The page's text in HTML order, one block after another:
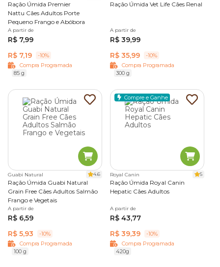
Ração Úmida Premier
Nattu Cães Adultos Porte
Pequeno Frango e Abóbora
A partir de
R$ 7,99
R$ 7,19
-10%
Compra Programada
85 g
Ração Úmida Vet Life Cães Renal
A partir de
R$ 39,99
R$ 35,99
-10%
Compra Programada
300 g
Guabi Natural 4.6
Ração Úmida Guabi Natural
Grain Free Cães Adultos Salmão
Frango e Vegetais
A partir de
R$ 6,59
R$ 5,93
-10%
Compra Programada
100 g
Compre e Ganhe
Royal Canin 5
Ração Úmida Royal Canin
Hepatic Cães Adultos
A partir de
R$ 43,77
R$ 39,39
-10%
Compra Programada
420g